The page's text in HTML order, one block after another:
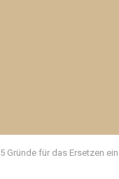
5 Gründe für das Ersetzen